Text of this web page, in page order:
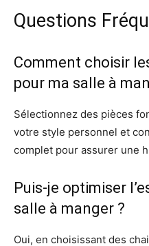
Questions
Comment choisir
pour ma salle à
Sélectionnez des pièces
votre style personnel et
complet pour assurer une
Puis-je optimiser
salle à manger ?
Oui, en choisissant des